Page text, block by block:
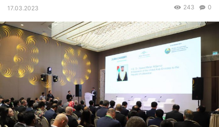
17.03.2023 0
243